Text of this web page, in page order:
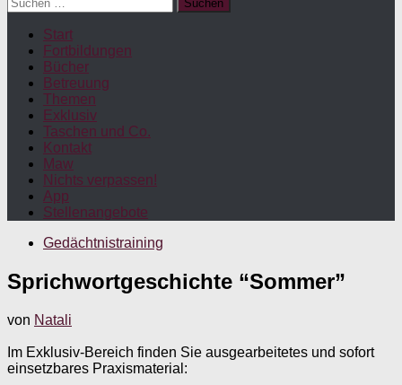
nach:
Start
Fortbildungen
Bücher
Betreuung
Themen
Exklusiv
Taschen und Co.
Kontakt
Maw
Nichts verpassen!
App
Stellenangebote
Gedächtnistraining
Sprichwortgeschichte “Sommer”
von Natali
Im Exklusiv-Bereich finden Sie ausgearbeitetes und sofort
einsetzbares Praxismaterial: